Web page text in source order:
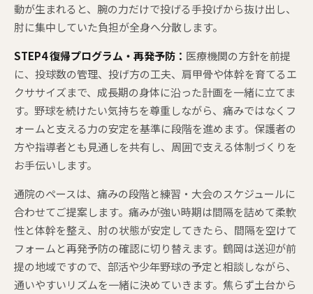
動が生まれると、腕の力だけで投げる手投げから抜け出し、
肘に集中していた負担が全身へ分散します。
STEP4 復帰プログラム・再発予防： 医療機関の方針を前提
に、投球数の管理、投げ方の工夫、肩甲骨や体幹を育てるエ
クササイズまで、成長期の身体に沿った計画を一緒に立てま
す。野球を続けたい気持ちを尊重しながら、痛みではなくフ
ォームと支える力の安定を基準に段階を進めます。保護者の
方や指導者とも見通しを共有し、周囲で支える体制づくりを
お手伝いします。
通院のペースは、痛みの段階と練習・大会のスケジュールに
合わせてご提案します。痛みが強い時期は間隔を詰めて柔軟
性と体幹を整え、肘の状態が安定してきたら、間隔を空けて
フォームと再発予防の確認に切り替えます。鶴岡は送迎が前
提の地域ですので、部活や少年野球の予定と相談しながら、
通いやすいリズムを一緒に決めていきます。焦らず土台から